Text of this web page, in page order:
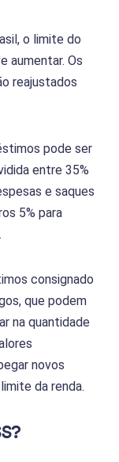
o limite do
aumentar. Os
reajustados
pode ser
entre 35%
e saques
5% para
consignado
que podem
na quantidade
novos
da renda.